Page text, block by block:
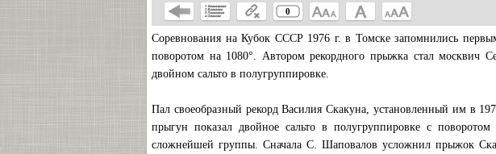
0
Соревнования на Кубок СССР 1976 г. в Томске запомнились
поворотом на 1080°. Автором рекордного прыжка стал москвич
двойном сальто в полугруппировке.
Пал своеобразный рекорд Василия Скакуна, установленный им в
прыгун показал двойное сальто в полугруппировке с
сложнейшей группы. Сначала С. Шаповалов усложнил прыжок